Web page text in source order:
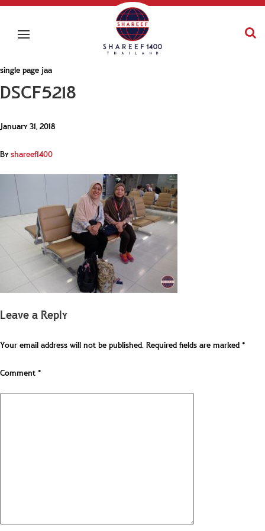
single page jaa
DSCF5218
January 31, 2018
Byshareef1400
Leave a Reply
Your email address will not be published.Required fields are marked*
Comment*